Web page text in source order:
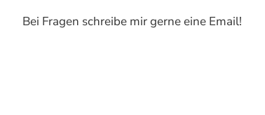
Bei Fragen schreibe mir gerne eine Email!